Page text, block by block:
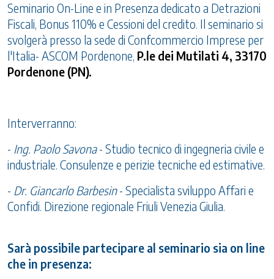
Seminario On-Line e in Presenza dedicato a Detrazioni
Fiscali, Bonus 110% e Cessioni del credito. Il seminario si
svolgerà presso la sede di Confcommercio Imprese per
l'Italia- ASCOM Pordenone, P.le dei Mutilati 4, 33170
Pordenone (PN).
Interverranno:
- Ing. Paolo Savona- Studio tecnico di ingegneria civile e
industriale. Consulenze e perizie tecniche ed estimative.
- Dr. Giancarlo Barbesin- Specialista sviluppo Affari e
Confidi. Direzione regionale Friuli Venezia Giulia.
Sarà possibile partecipare al seminario sia on line
che in presenza: